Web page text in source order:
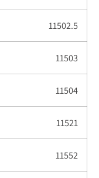
11502.5
11503
11504
11521
11552